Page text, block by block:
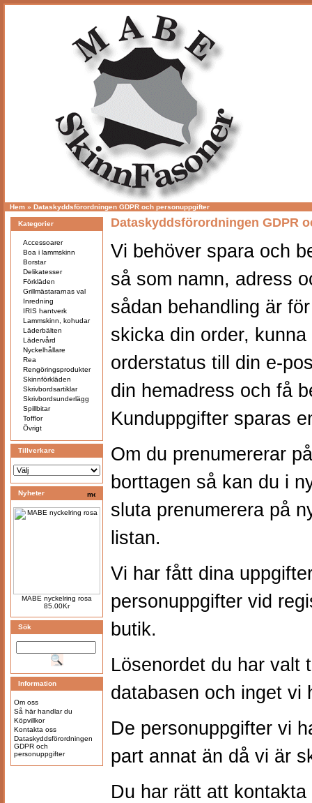
Hem » Dataskyddsförordningen GDPR och personuppgifter
Kategorier
Accessoarer
Boa i lammskinn
Borstar
Delikatesser
Förkläden
Grillmästararnas val
Inredning
IRIS hantverk
Lammskinn, kohudar
Läderbälten
Lädervård
Nyckelhållare
Rea
Rengöringsprodukter
Skinnförkläden
Skrivbordsartiklar
Skrivbordsunderlägg
Spillbitar
Tofflor
Övrigt
Tillverkare
Nyheter
MABE nyckelring rosa
85.00Kr
Sök
Information
Om oss
Så här handlar du
Köpvillkor
Kontakta oss
Dataskyddsförordningen
GDPR och
personuppgifter
Dataskyddsförordningen GDPR
Vi behöver spara och
så som namn, adress
sådan behandling är
skicka din order,
orderstatus till din e-
din hemadress och få
Kunduppgifter sparas
Om du prenumererar
borttagen så kan du i
sluta prenumerera på
listan.
Vi har fått dina
personuppgifter vid
butik.
Lösenordet du har valt
databasen och inget vi
De personuppgifter vi
part annat än då vi är
Du har rätt att